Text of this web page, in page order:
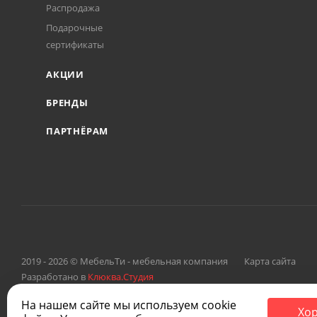
Распродажа
Подарочные
сертификаты
АКЦИИ
БРЕНДЫ
ПАРТНЁРАМ
2019 - 2026 © МебельТи - мебельная компания
Карта сайта
Разработано в Клюква.Студия
На нашем сайте мы используем cookie